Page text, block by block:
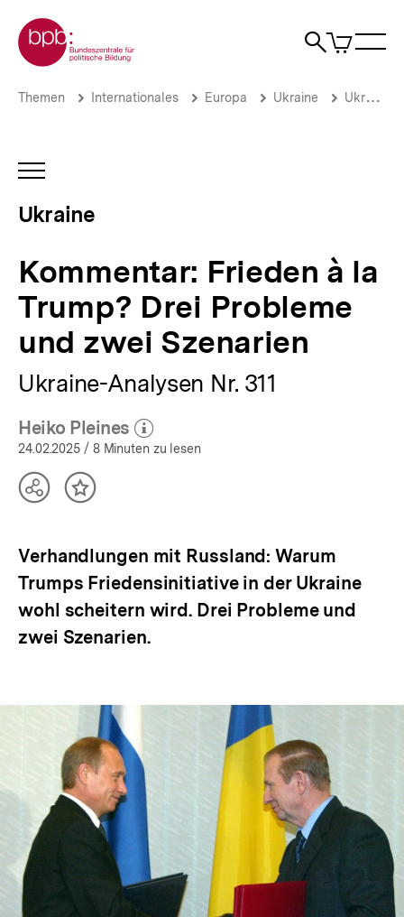
zum
Seiteninhalt
springen
Zur Startseite der bpb
Suche
Artikel
im
Kommentar:
Trump?
Drei
Probleme
und
Ukraine-
Analysen
bpb.de
Brotkrümelnavigation
Pfadnavigation
Themen Internationales Europa Ukraine Ukraine-Analysen: Archiv 2025
INHALTSNAVIGATION
Ukraine
Kommentar: Frieden à la
Trump? Drei Probleme
und zwei Szenarien
Ukraine-Analysen Nr. 311
Heiko Pleines
(Mehr zum Autor)
öffnen
24.02.2025 / 8 Minuten zu lesen
TeilenInhalt
Verhandlungen mit Russland: Warum
Trumps Friedensinitiative in der Ukraine
wohl scheitern wird. Drei Probleme und
zwei Szenarien.